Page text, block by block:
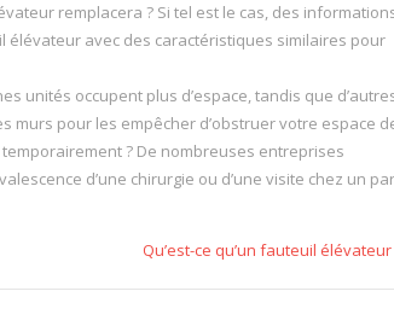
remplacera ? Si tel est le cas, des
avec des caractéristiques similaires pour
unités occupent plus d’espace, tandis que
pour les empêcher d’obstruer votre espace
? De nombreuses entreprises
d’une chirurgie ou d’une visite chez un
Qu’est-ce qu’un fauteuil élévateur